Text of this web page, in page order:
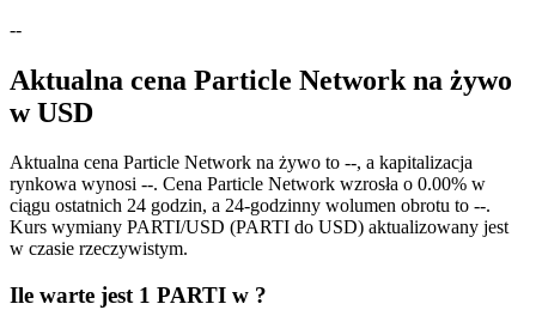
--
Aktualna cena Particle Network na żywo
w USD
Aktualna cena Particle Network na żywo to --, a kapitalizacja
rynkowa wynosi --. Cena Particle Network wzrosła o 0.00% w
ciągu ostatnich 24 godzin, a 24-godzinny wolumen obrotu to --.
Kurs wymiany PARTI/USD (PARTI do USD) aktualizowany jest
w czasie rzeczywistym.
Ile warte jest 1 PARTI w ?